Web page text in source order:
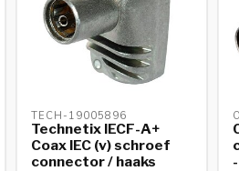
TECH-19005896
Technetix IECF-A+
Coax IEC (v) schroef
connector / haaks